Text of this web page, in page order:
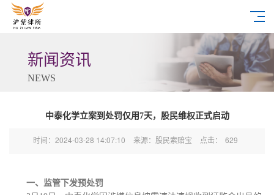
新闻资讯
NEWS
中泰化学立案到处罚仅用7天，股民维权正式启动
时间：2024-03-28 14:07:10 来源：股民索赔宝 点击： 629
一、监管下发预处罚